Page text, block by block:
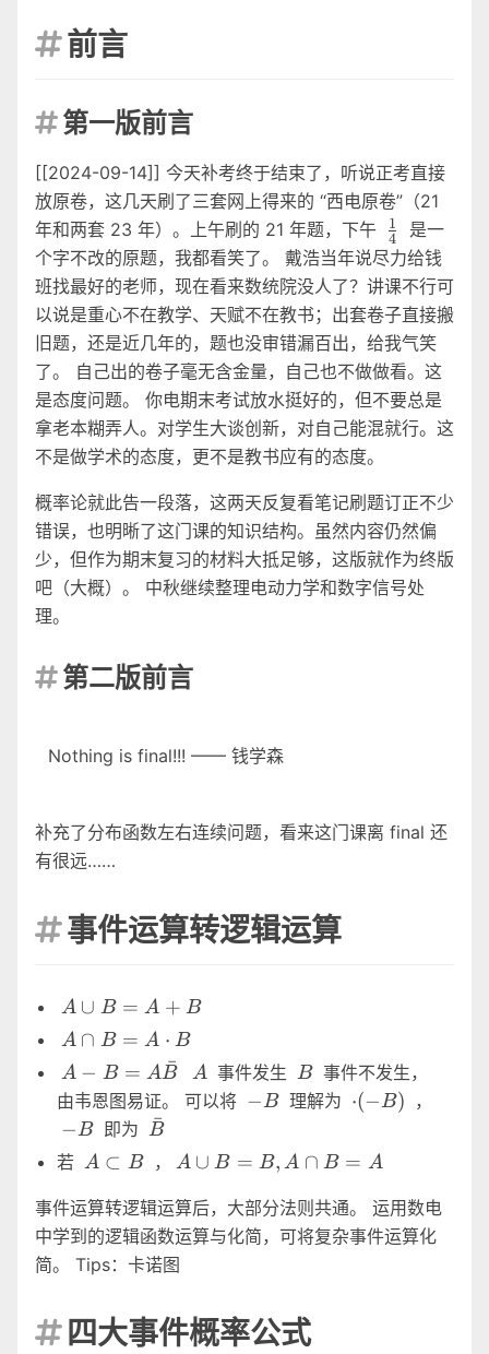
前言
第一版前言
[[2024-09-14]] 今天补考终于结束了，听说正考直接
放原卷，这几天刷了三套网上得来的 “西电原卷”（21
年和两套 23 年）。上午刷的 21 年题，下午 \frac{1}
{4}
4
1
是一
个字不改的原题，我都看笑了。 戴浩当年说尽力给钱
班找最好的老师，现在看来数统院没人了？讲课不行可
以说是重心不在教学、天赋不在教书；出套卷子直接搬
旧题，还是近几年的，题也没审错漏百出，给我气笑
了。 自己出的卷子毫无含金量，自己也不做做看。这
是态度问题。 你电期末考试放水挺好的，但不要总是
拿老本糊弄人。对学生大谈创新，对自己能混就行。这
不是做学术的态度，更不是教书应有的态度。
概率论就此告一段落，这两天反复看笔记刷题订正不少
错误，也明晰了这门课的知识结构。虽然内容仍然偏
少，但作为期末复习的材料大抵足够，这版就作为终版
吧（大概）。 中秋继续整理电动力学和数字信号处
理。
第二版前言
Nothing is final!!! —— 钱学森
补充了分布函数左右连续问题，看来这门课离 final 还
有很远……
事件运算转逻辑运算
A \cup
B=A+B
A ∪ B = A + B
A
\cap
B=A
\cdot
B
A ∩ B = A ⋅ B
A-B=A
\bar{B}
A − B = A B
ˉ A
A 事件发生 B
B 事件不发生，
由韦恩图易证。 可以将 -− B 理解为 \cdot
⋅(− B) ，
− B 即为 \bar{B}
B
ˉ
若 A
B
A ⊂ B ，
A \cup
\cap
B=A
A ∪ B = B, A ∩ B = A
事件运算转逻辑运算后，大部分法则共通。 运用数电
中学到的逻辑函数运算与化简，可将复杂事件运算化
简。 Tips：卡诺图
 四大事件概率公式